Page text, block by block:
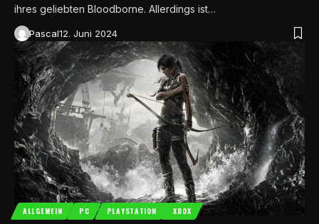
ihres geliebten Bloodborne. Allerdings ist…
Pascal12. Juni 2024
ALLGEMEIN PC PLAYSTATION XBOX